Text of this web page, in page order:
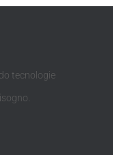
tecnologie